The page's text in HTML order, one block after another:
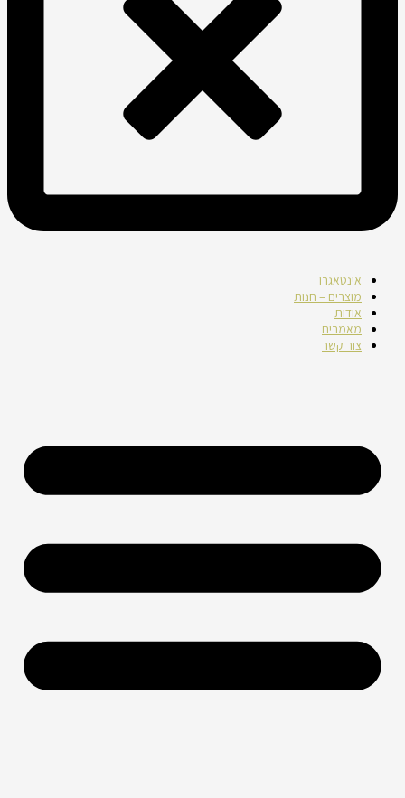
אינטאגרו
מוצרים – חנות
אודות
מאמרים
צור קשר